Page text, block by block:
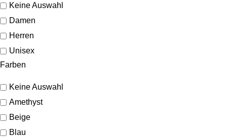
Keine Auswahl
Damen
Herren
Unisex
Farben
Keine Auswahl
Amethyst
Beige
Blau